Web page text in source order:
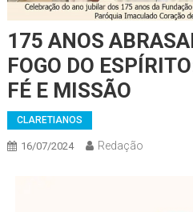
175 ANOS
FOGO DO
FÉ E MISSÃO
CLARETIANOS
16/07/2024 Redação